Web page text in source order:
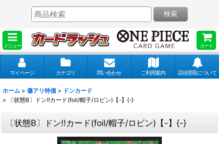
メニュー カート
検索
マイページ カテゴリ 問い合わせ ご利用案内 店頭受取について
ホーム > 傷アリ特価 > ドンカード
>
〔状態B〕ドン!!カード(foil/帽子/ロビン)【-】{-}
〔状態B〕ドン!!カード(foil/帽子/ロビン)【-】{-}